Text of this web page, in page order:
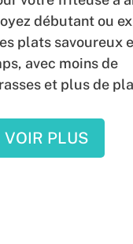
débutant ou
plats savoureux
avec moins de
et plus de
VOIR PLUS